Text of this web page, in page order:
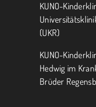
KUNO-
(UKR)
KUNO-
Hedwig im
Brüder